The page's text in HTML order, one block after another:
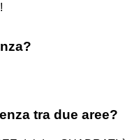
tra due aree?